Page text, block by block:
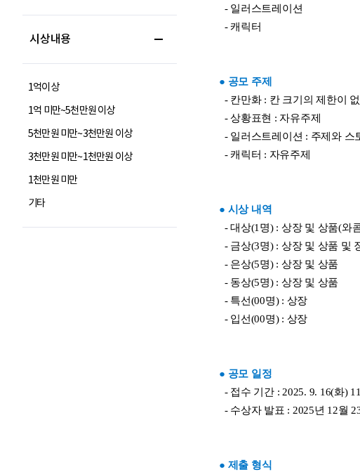
시상내용
1억이상
1억 미만~5천만원 이상
5천만원 미만~3천만원 이상
3천만원 미만~1천만원 이상
1천만원 미만
기타